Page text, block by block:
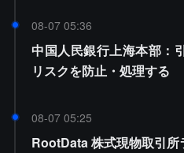
08-07 05:36
中国人民銀行上海本部：
リスクを防止・処理する
08-07 05:25
RootData 株式現物取引